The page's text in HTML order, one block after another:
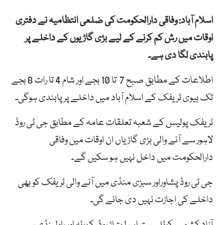
اسلام آباد: وفاقی دارالحکومت کی ضلعی انتظامیہ نے دفتری
اوقات میں رش کم کرنے کے لیے بڑی گاڑیوں کے داخلے پر
پابندی لگا دی ہے۔
اطلاعات کے مطابق صبح 7 تا 10 بجے اور شام 4 تا رات 8 بجے
تک ہیوی ٹریفک کے اسلام آباد میں داخلے پر پابندی ہوگی۔
ٹریفک پولیس کے شعبہ تعلقات عامہ کے مطابق جی ٹی روڈ
لاہور سے آنے والی بڑی گاڑیاں ان اوقات میں وفاقی
دارالحکومت میں داخل نہیں ہو سکیں گے۔
جی ٹی روڈ پشاوراور سبزی منڈی میں آنے والی ٹریفک کو بھی
داخلے کی اجازت نہیں دی جائے گی۔